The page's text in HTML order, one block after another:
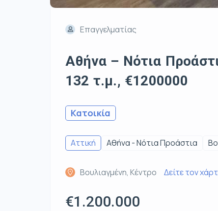
Επαγγελματίας
Αθήνα – Νότια
132 τ.μ., €1200000
Κατοικία
Αττική Αθήνα - Νότια Προάστια
Βουλιαγμένη, Κέντρο Δείτε τον
€1.200.000